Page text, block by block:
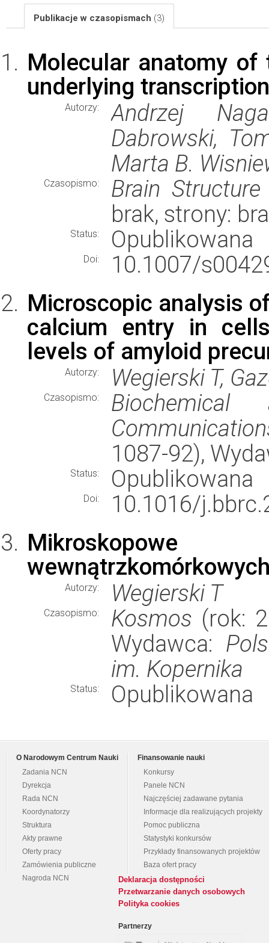
Publikacje w czasopismach (3)
Molecular anatomy
underlying
Autorzy:
Andrzej
Dabrowski,
Marta B.
Czasopismo:
Brain
brak, strony:
Status: Opublikowana
Doi:
10.1007/
Microscopic analysis
calcium entry in
levels of amyloid
Autorzy: Wegierski T,
Czasopismo:
Biochemical
1087-92),
Status: Opublikowana
Doi:
10.1016/
Autorzy: Wegierski T
Czasopismo: Kosmos (rok:
Wydawca:
im. Kopernika
Status: Opublikowana
O Narodowym Centrum Nauki
Zadania NCN
Dyrekcja
Rada NCN
Koordynatorzy
Struktura
Akty prawne
Oferty pracy
Zamówienia publiczne
Nagroda NCN
Finansowanie nauki
Konkursy
Panele NCN
Najczęściej zadawane pytania
Informacje dla realizujących projekty
Pomoc publiczna
Statystyki konkursów
Przykłady finansowanych projektów
Baza ofert pracy
Deklaracja dostępności
Przetwarzanie danych osobowych
Polityka cookies
Partnerzy